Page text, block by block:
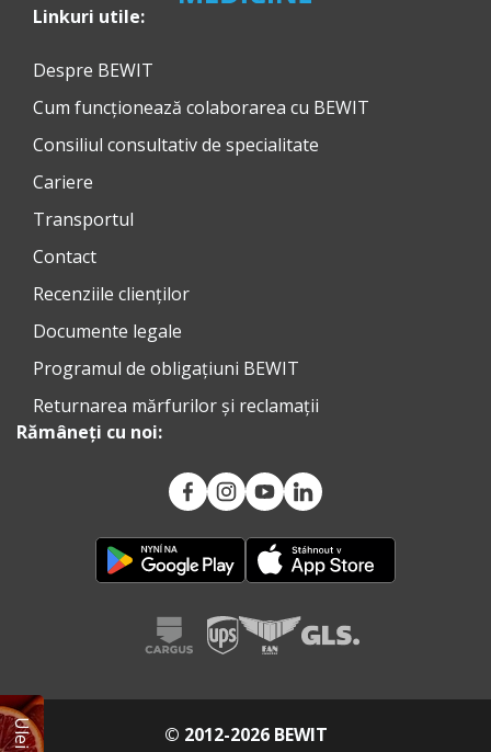
Linkuri utile:
Despre BEWIT
Cum funcționează colaborarea cu BEWIT
Consiliul consultativ de specialitate
Cariere
Transportul
Contact
Recenziile clienților
Documente legale
Programul de obligațiuni BEWIT
Returnarea mărfurilor și reclamații
Rămâneți cu noi:
© 2012-2026 BEWIT